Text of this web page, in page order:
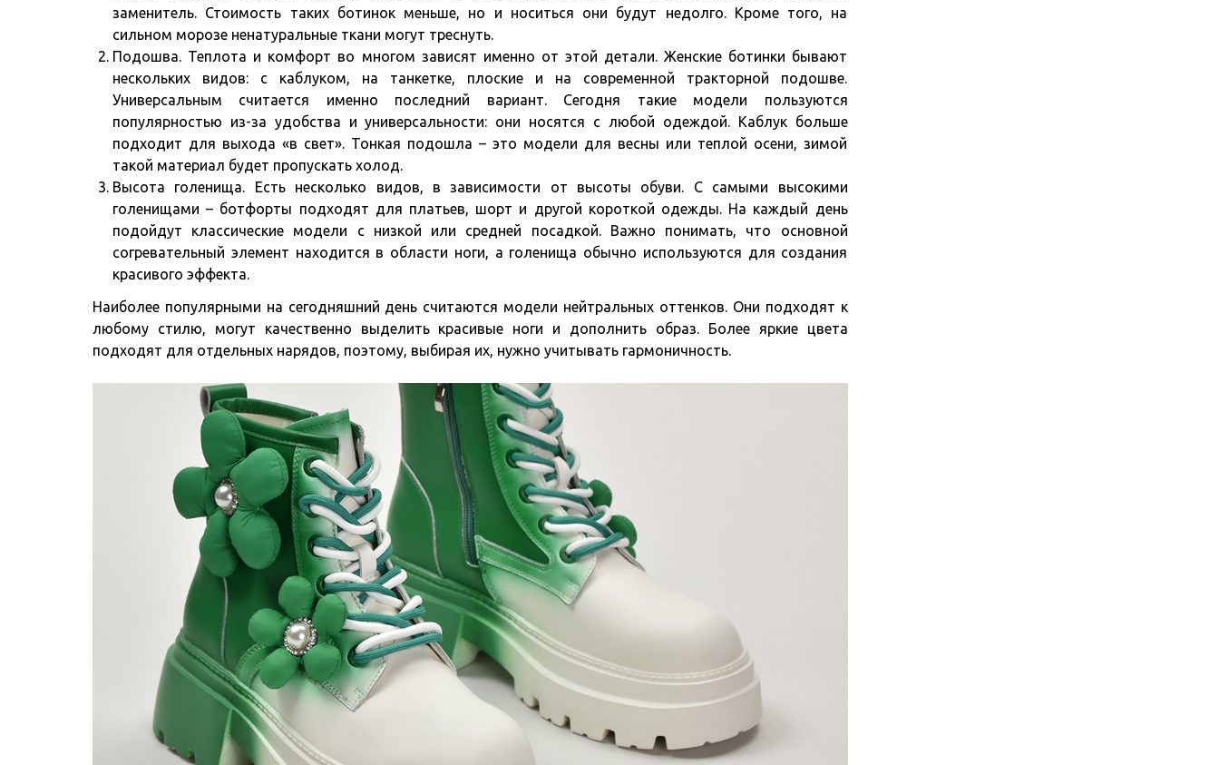
заменитель. Стоимость таких ботинок меньше, но и носиться они будут недолго. Кроме того, на
сильном морозе ненатуральные ткани могут треснуть.
Подошва. Теплота и комфорт во многом зависят именно от этой детали. Женские ботинки бывают
нескольких видов: с каблуком, на танкетке, плоские и на современной тракторной подошве.
Универсальным считается именно последний вариант. Сегодня такие модели пользуются
популярностью из-за удобства и универсальности: они носятся с любой одеждой. Каблук больше
подходит для выхода «в свет». Тонкая подошла – это модели для весны или теплой осени, зимой
такой материал будет пропускать холод.
Высота голенища. Есть несколько видов, в зависимости от высоты обуви. С самыми высокими
голенищами – ботфорты подходят для платьев, шорт и другой короткой одежды. На каждый день
подойдут классические модели с низкой или средней посадкой. Важно понимать, что основной
согревательный элемент находится в области ноги, а голенища обычно используются для создания
красивого эффекта.
Наиболее популярными на сегодняшний день считаются модели нейтральных оттенков. Они подходят к
любому стилю, могут качественно выделить красивые ноги и дополнить образ. Более яркие цвета
подходят для отдельных нарядов, поэтому, выбирая их, нужно учитывать гармоничность.